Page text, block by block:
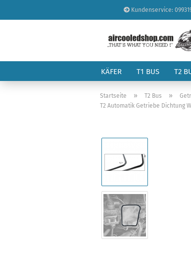
Kundenservice:
KÄFER T1 BUS T2
Startseite » T2 Bus »
T2 Automatik Getriebe Dichtung